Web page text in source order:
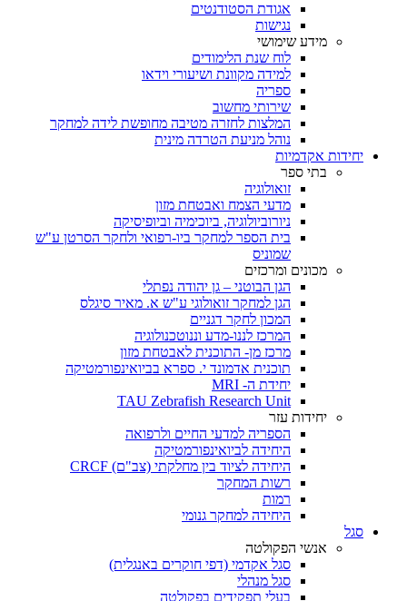
אגודת הסטודנטים
נגישות
מידע שימושי
לוח שנת הלימודים
למידה מקוונת ושיעורי וידאו
ספריה
שירותי מחשוב
המלצות לחזרה מטיבה מחופשת לידה למחקר
נוהל מניעת הטרדה מינית
יחידות אקדמיות
בתי ספר
זואולוגיה
מדעי הצמח ואבטחת מזון
ניורוביולוגיה, ביוכימיה וביופיסיקה
בית הספר למחקר ביו-רפואי ולחקר הסרטן ע"ש
שמוניס
מכונים ומרכזים
הגן הבוטני – גן יהודה נפתלי
הגן למחקר זואולוגי ע"ש א. מאיר סיגלס
המכון לחקר דגניים
המרכז לננו-מדע וננוטכנולוגיה
מרכז מן- התוכנית לאבטחת מזון
תוכנית אדמונד י. ספרא בביואינפורמטיקה
יחידת ה- MRI
TAU Zebrafish Research Unit
יחידות עזר
הספריה למדעי החיים ולרפואה
היחידה לביואינפורמטיקה
היחידה לציוד בין מחלקתי (צב"ם) CRCF
רשות המחקר
רמות
היחידה למחקר גנומי
סגל
אנשי הפקולטה
סגל אקדמי (דפי חוקרים באנגלית)
סגל מנהלי
בעלי תפקידים בפקולטה